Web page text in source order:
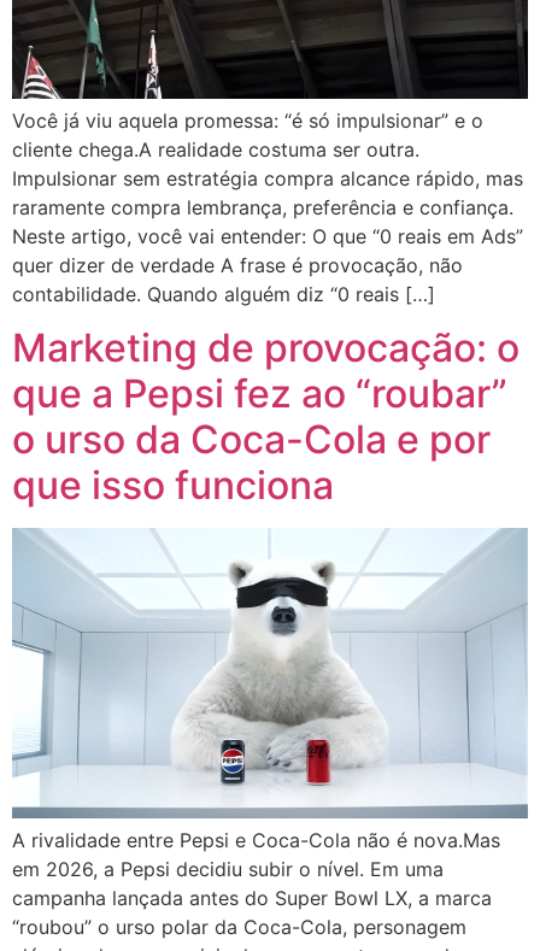
Você já viu aquela promessa: “é só impulsionar” e o
cliente chega.A realidade costuma ser outra.
Impulsionar sem estratégia compra alcance rápido, mas
raramente compra lembrança, preferência e confiança.
Neste artigo, você vai entender: O que “0 reais em Ads”
quer dizer de verdade A frase é provocação, não
contabilidade. Quando alguém diz “0 reais […]
Marketing de provocação: o
que a Pepsi fez ao “roubar”
o urso da Coca-Cola e por
que isso funciona
A rivalidade entre Pepsi e Coca-Cola não é nova.Mas
em 2026, a Pepsi decidiu subir o nível. Em uma
campanha lançada antes do Super Bowl LX, a marca
“roubou” o urso polar da Coca-Cola, personagem